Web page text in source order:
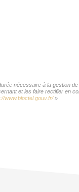
nécessaire à la gestion
et les faire rectifier en
www.bloctel.gouv.fr/»